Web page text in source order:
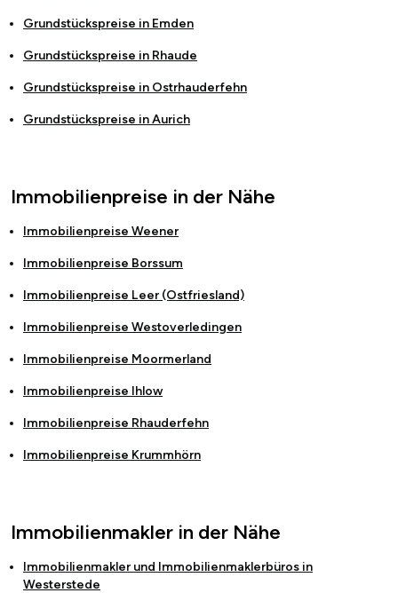
Grundstückspreise in Emden
Grundstückspreise in Rhaude
Grundstückspreise in Ostrhauderfehn
Grundstückspreise inAurich
Immobilienpreise in der Nähe
Immobilienpreise Weener
Immobilienpreise Borssum
Immobilienpreise Leer (Ostfriesland)
Immobilienpreise Westoverledingen
Immobilienpreise Moormerland
Immobilienpreise Ihlow
Immobilienpreise Rhauderfehn
Immobilienpreise Krummhörn
Immobilienmakler in der Nähe
Immobilienmakler und Immobilienmaklerbüros in
Westerstede